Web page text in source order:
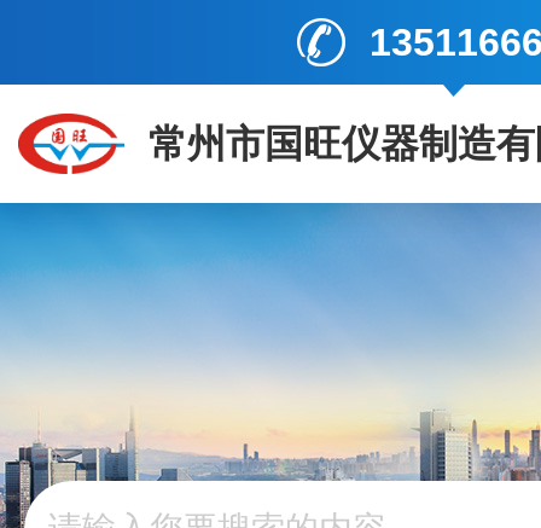
常州市国旺仪器制造